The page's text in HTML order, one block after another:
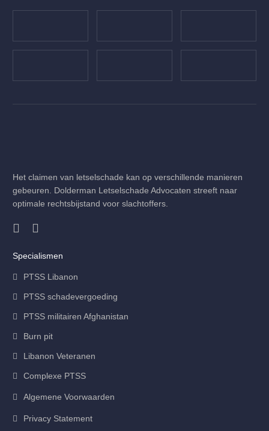
Het claimen van letselschade kan op verschillende manieren
gebeuren. Dolderman Letselschade Advocaten streeft naar
optimale rechtsbijstand voor slachtoffers.
Specialismen
PTSS Libanon
PTSS schadevergoeding
PTSS militairen Afghanistan
Burn pit
Libanon Veteranen
Complexe PTSS
Algemene Voorwaarden
Privacy Statement